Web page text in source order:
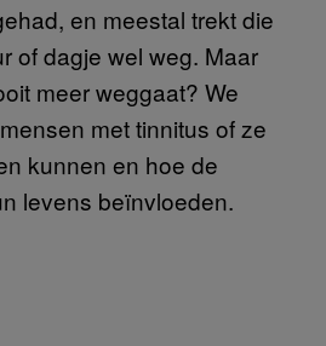
en meestal trekt die
of dagje wel weg. Maar
meer weggaat? We
met tinnitus of ze
kunnen en hoe de
levens beïnvloeden.